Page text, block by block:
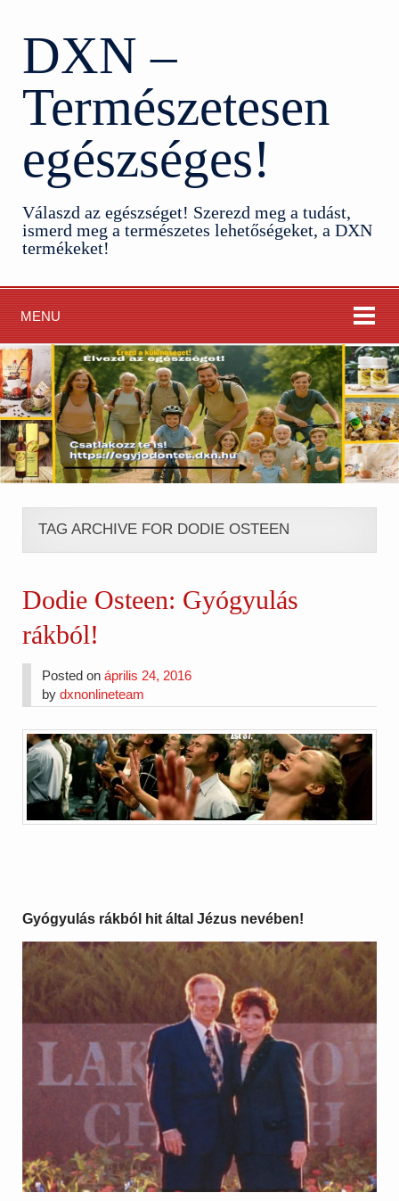
DXN –
Természetesen
egészséges!
Válaszd az egészséget! Szerezd meg a tudást,
ismerd meg a természetes lehetőségeket, a DXN
termékeket!
MENU
TAG ARCHIVE FOR DODIE OSTEEN
Dodie Osteen: Gyógyulás
rákból!
Posted onáprilis 24, 2016
bydxnonlineteam
Gyógyulás rákból hit által Jézus nevében!